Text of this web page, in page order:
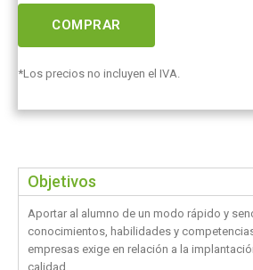
COMPRAR
*Los precios no incluyen el IVA.
Objetivos
Aportar al alumno de un modo rápido y
conocimientos, habilidades y
empresas exige en relación a la
calidad.